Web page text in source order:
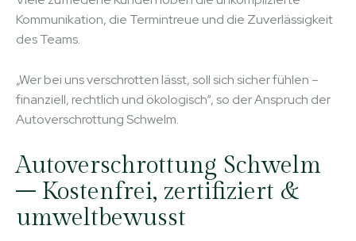
Kommunikation, die Termintreue und die Zuverlässigkeit
des Teams.
„Wer bei uns verschrotten lässt, soll sich sicher fühlen –
finanziell, rechtlich und ökologisch“, so der Anspruch der
Autoverschrottung Schwelm.
Autoverschrottung Schwelm
– Kostenfrei, zertifiziert &
umweltbewusst